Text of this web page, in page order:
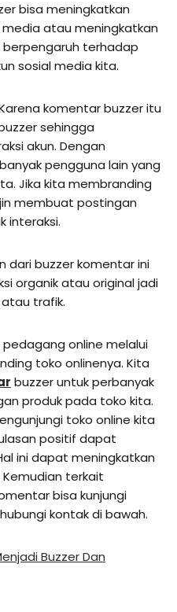
bisa meningkatkan
atau meningkatkan
berpengaruh terhadap
sosial media kita.
komentar buzzer itu
sehingga
akun. Dengan
pengguna lain yang
Jika kita membranding
membuat postingan
interaksi.
dari buzzer komentar ini
organik atau original jadi
trafik.
online melalui
toko onlinenya. Kita
buzzer untuk perbanyak
produk pada toko kita.
toko online kita
positif dapat
ini dapat meningkatkan
terkait
bisa kunjungi
kontak di bawah.
Buzzer Dan